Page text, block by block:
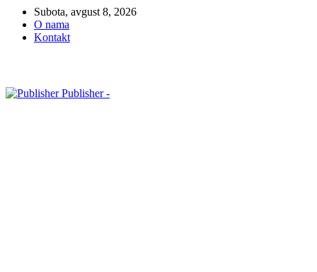
Subota, avgust 8, 2026
O nama
Kontakt
Publisher -